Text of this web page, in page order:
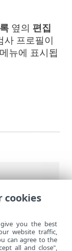
Security>
옆의 편집
사 프로필이
뉴에 표시됩
cookies
you the best
website traffic,
can agree to the
all and close",